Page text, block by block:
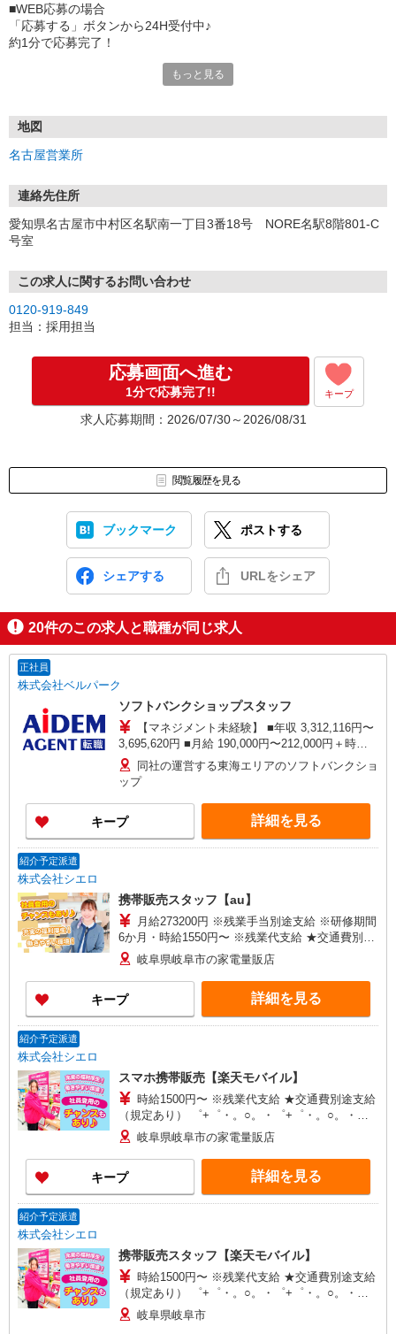
■WEB応募の場合
「応募する」ボタンから24H受付中♪
約1分で応募完了！
①応募から3営業日を目安に、メールorお電話でご連絡します。
★スマホでWEB面接（LINEなど）・出張面接・事務所面接と選べま
す
③面接実施（履歴書不要）
④勤務開始（スタート日は応相談）
お気軽にご応募ください♪
もっと見る
地図
名古屋営業所
連絡先住所
愛知県名古屋市中村区名駅南一丁目3番18号 NORE名駅8階801-C
号室
この求人に関するお問い合わせ
0120-919-849
担当：採用担当
応募画面へ進む
1分で応募完了!! キープ
求人応募期間：2026/07/30～2026/08/31
閲覧履歴を見る
ブックマーク ポストする
シェアする URLをシェア
20件のこの求人と職種が同じ求人
正社員
株式会社ベルパーク
ソフトバンクショップスタッフ
【マネジメント未経験】 ■年収 3,312,116円〜
3,695,620円 ■月給 190,000円〜212,000円＋時間
外手当 ※時間外勤務手当を月25時間想定として加
えております。 【マネジメント経験者】 ■年収
4,552,432円〜5,660,900円 ■月給 260,000円〜
322,000円＋時間外手当 ※時間外勤務手当を月30
時間想定として加えております。 【ソフトバンク
認定資格を取得すると資格手当が追加支給されま
同社の運営する東海エリアのソフトバンクショ
ップ
キープ 詳細を見る
紹介予定派遣
株式会社シエロ
携帯販売スタッフ【au】
月給273200円 ※残業手当別途支給 ※研修期間
6か月・時給1550円〜 ※残業代支給 ★交通費別途
支給（規定あり） ゜+゜・。○。・゜+゜・。
○。・゜+゜ 入社祝い金10万円支給(規定有) お友達
を紹介頂くと, インセンティブ支給(規定有) ゜・。
○。・゜+゜・。○。・゜+゜
岐阜県岐阜市の家電量販店
キープ 詳細を見る
紹介予定派遣
株式会社シエロ
スマホ携帯販売【楽天モバイル】
時給1500円〜 ※残業代支給 ★交通費別途支給
（規定あり） ゜+゜・。○。・゜+゜・。○。・゜
+゜ 入社祝い金10万円支給(規定有) お友達を紹介
頂くと, インセンティブ支給(規定有) ★月2回払
い・週払い可能（規程有）★ ゜・。○。・゜
+゜・。○。・゜+゜
岐阜県岐阜市の家電量販店
キープ 詳細を見る
紹介予定派遣
株式会社シエロ
携帯販売スタッフ【楽天モバイル】
時給1500円〜 ※残業代支給 ★交通費別途支給
（規定あり） ゜+゜・。○。・゜+゜・。○。・゜
+゜ 入社祝い金10万円支給(規定有) お友達を紹介
頂くと, インセンティブ支給(規定有) ★月2回払
岐阜県岐阜市